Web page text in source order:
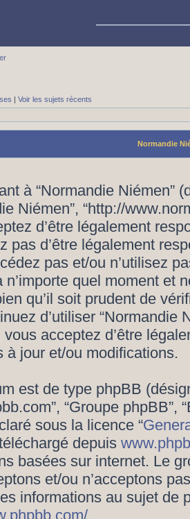
| Voir les sujets récents
Normandie
à “Normandie Niémen”
Niémen”, “http://
d’être légalement
pas d’être légalement
pas et/ou n’utilisez
n’importe quel moment et
qu’il soit prudent de
d’utiliser “Normandie
vous acceptez d’être
à jour et/ou modifications.
est de type phpBB
“Groupe
sous la licence “
depuis
basées sur internet. Le
et/ou n’acceptons
informations au sujet de
.